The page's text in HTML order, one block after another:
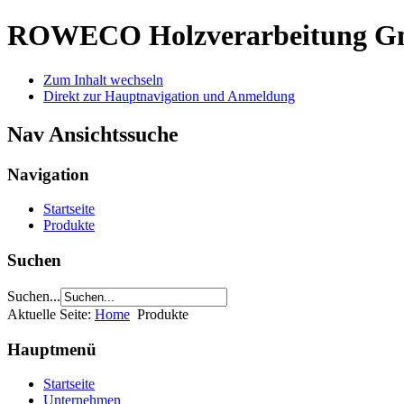
ROWECO Holzverarbeitung
Zum Inhalt wechseln
Direkt zur Hauptnavigation und Anmeldung
Nav Ansichtssuche
Navigation
Startseite
Produkte
Suchen
Suchen...
Aktuelle Seite: Home Produkte
Hauptmenü
Startseite
Unternehmen